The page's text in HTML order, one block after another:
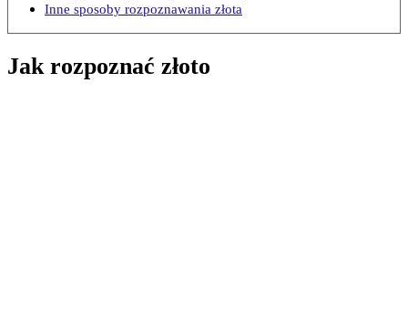
Inne sposoby rozpoznawania złota
Jak rozpoznać złoto